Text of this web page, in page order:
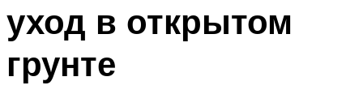
уход в открытом
грунте